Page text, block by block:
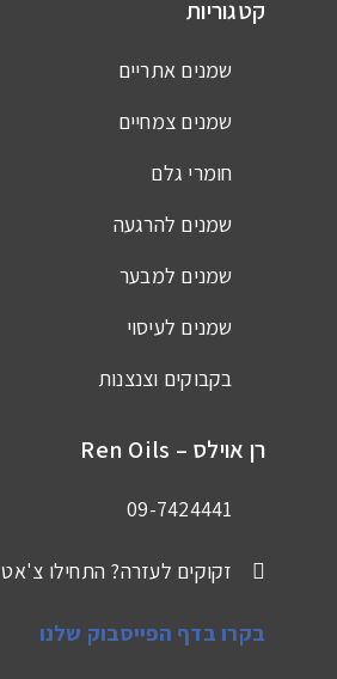
קטגוריות
שמנים אתריים
שמנים צמחיים
חומרי גלם
שמנים להרגעה
שמנים למבער
שמנים לעיסוי
בקבוקים וצנצנות
רן אוילס – Ren Oils
09-7424441
זקוקים לעזרה? התחילו צ'אט
בקרו בדף הפייסבוק שלנו